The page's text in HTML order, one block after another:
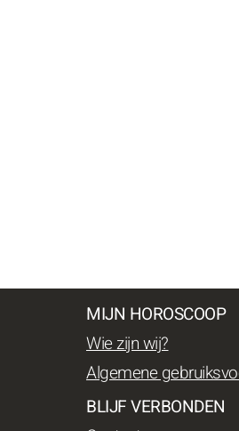
MIJN HOROSCOOP
Wie zijn wij?
Algemene
BLIJF VERBONDEN